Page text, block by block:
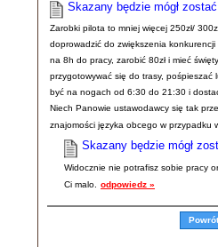
Skazany będzie mógł
Zarobki pilota to mniej więcej 250zł/
doprowadzić do zwiększenia
na 8h do pracy, zarobić 80zł i mieć
przygotowywać się do trasy, pośpieszać
być na nogach od 6:30 do 21:30 i
Niech Panowie ustawodawcy się tak
znajomości języka obcego w przypadku
Skazany będzie mógł
Widocznie nie potrafisz sobie pracy
Ci malo.
odpowiedz »